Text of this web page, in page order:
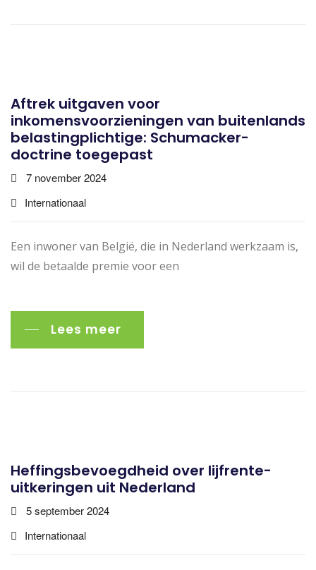
Aftrek uitgaven voor
inkomensvoorzieningen van buitenlands
belastingplichtige: Schumacker-
doctrine toegepast
7 november 2024
Internationaal
Een inwoner van België, die in Nederland werkzaam is,
wil de betaalde premie voor een
Lees meer
Heffingsbevoegdheid over lijfrente-
uitkeringen uit Nederland
5 september 2024
Internationaal